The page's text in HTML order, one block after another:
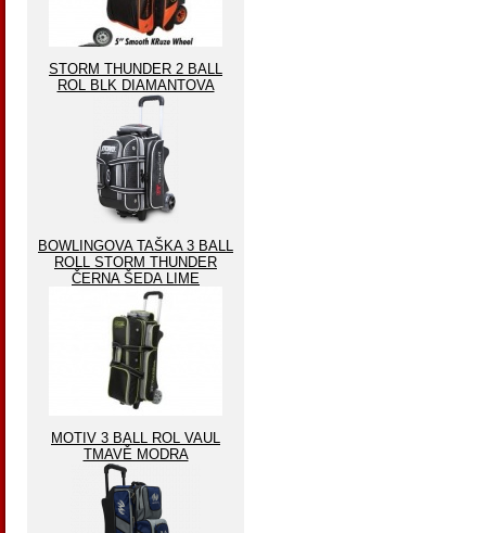
STORM THUNDER 2 BALL
ROL BLK DIAMANTOVA
BOWLINGOVA TAŠKA 3 BALL
ROLL STORM THUNDER
ČERNA ŠEDA LIME
MOTIV 3 BALL ROL VAUL
TMAVĚ MODRA